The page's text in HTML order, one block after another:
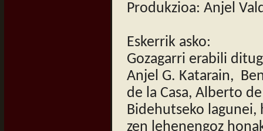
Produkzioa: Anjel
Eskerrik asko:
Gozagarri erabili
Anjel G. Katarain,
de la Casa, Alberto
Bidehutseko lagunei,
zen lehenengoz